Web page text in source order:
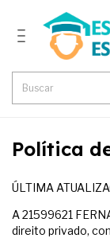
Política
ÚLTIMA
A 21599621
direito privado,